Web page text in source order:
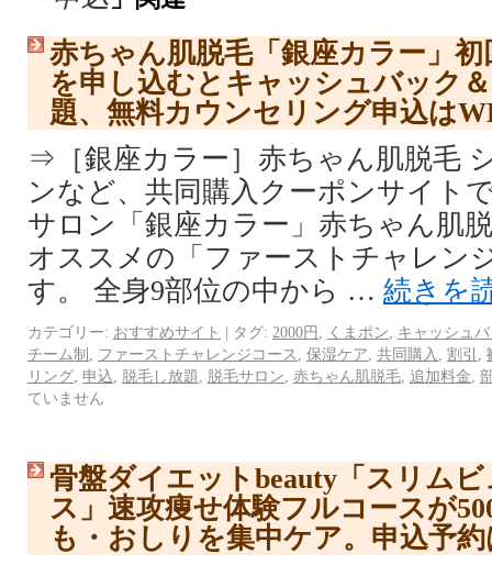
赤ちゃん肌脱毛「銀座カラー」初
を申し込むとキャッシュバック
題、無料カウンセリング申込は
⇒［銀座カラー］赤ちゃん肌脱毛
ンなど、共同購入クーポンサイト
サロン「銀座カラー」赤ちゃん肌
オススメの「ファーストチャレン
す。 全身9部位の中から … 続きを
カテゴリー: おすすめサイト | タグ: 2000円 くまポン
キャッシュ
チーム制
ファーストチャレンジコース 保湿ケア 共同購入 割引
リング 申込 脱毛し放題 脱毛サロン 赤ちゃん肌脱毛 追加料金
ていません
骨盤ダイエットbeauty「スリム
ス」速攻痩せ体験フルコースが
も・おしりを集中ケア。申込予